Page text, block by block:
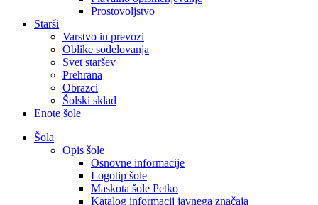
Prostovoljstvo
Starši
Varstvo in prevozi
Oblike sodelovanja
Svet staršev
Prehrana
Obrazci
Šolski sklad
Enote šole
Šola
Opis šole
Osnovne informacije
Logotip šole
Maskota šole Petko
Katalog informacij javnega značaja